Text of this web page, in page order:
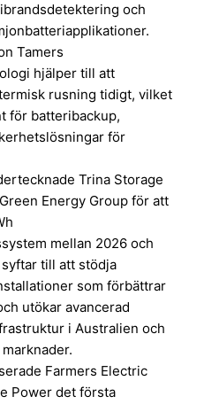
och
Tamers
hjälper till att
rusning tidigt, vilket
för batteribackup,
för
Trina Storage
Energy Group för att
mellan 2026 och
till att stödja
som förbättrar
utökar avancerad
i Australien och
Farmers Electric
Power det första